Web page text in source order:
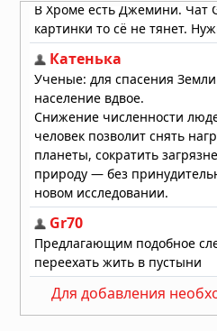
Неведомый
изменило
океаном
Для добавления